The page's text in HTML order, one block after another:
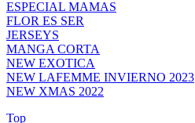
ESPECIAL MAMAS
FLOR ES SER
JERSEYS
MANGA CORTA
NEW EXOTICA
NEW LAFEMME INVIERNO 2023
NEW XMAS 2022
Top